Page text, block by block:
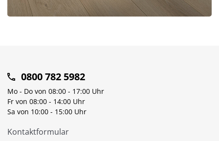
0800 782 5982
Mo - Do von 08:00 - 17:00 Uhr
Fr von 08:00 - 14:00 Uhr
Sa von 10:00 - 15:00 Uhr
Kontaktformular